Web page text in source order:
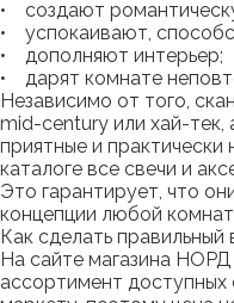
• создают
• успокаивают,
• дополняют интерьер;
• дарят комнате
Независимо от того,
mid-century или хай-
приятные и
каталоге все свечи и
Это гарантирует, что
концепции любой
Как сделать правильный
На сайте магазина
ассортимент доступных